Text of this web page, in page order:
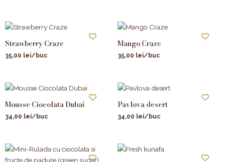
Strawberry Craze
35,00 lei/buc
Mango Craze
35,00 lei/buc
Mousse Ciocolata Dubai
34,00 lei/buc
Pavlova desert
34,00 lei/buc